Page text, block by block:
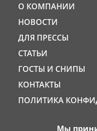
О КОМПАНИИ
НОВОСТИ
ДЛЯ ПРЕССЫ
СТАТЬИ
ГОСТЫ И СНИПЫ
КОНТАКТЫ
ПОЛИТИКА
Мы